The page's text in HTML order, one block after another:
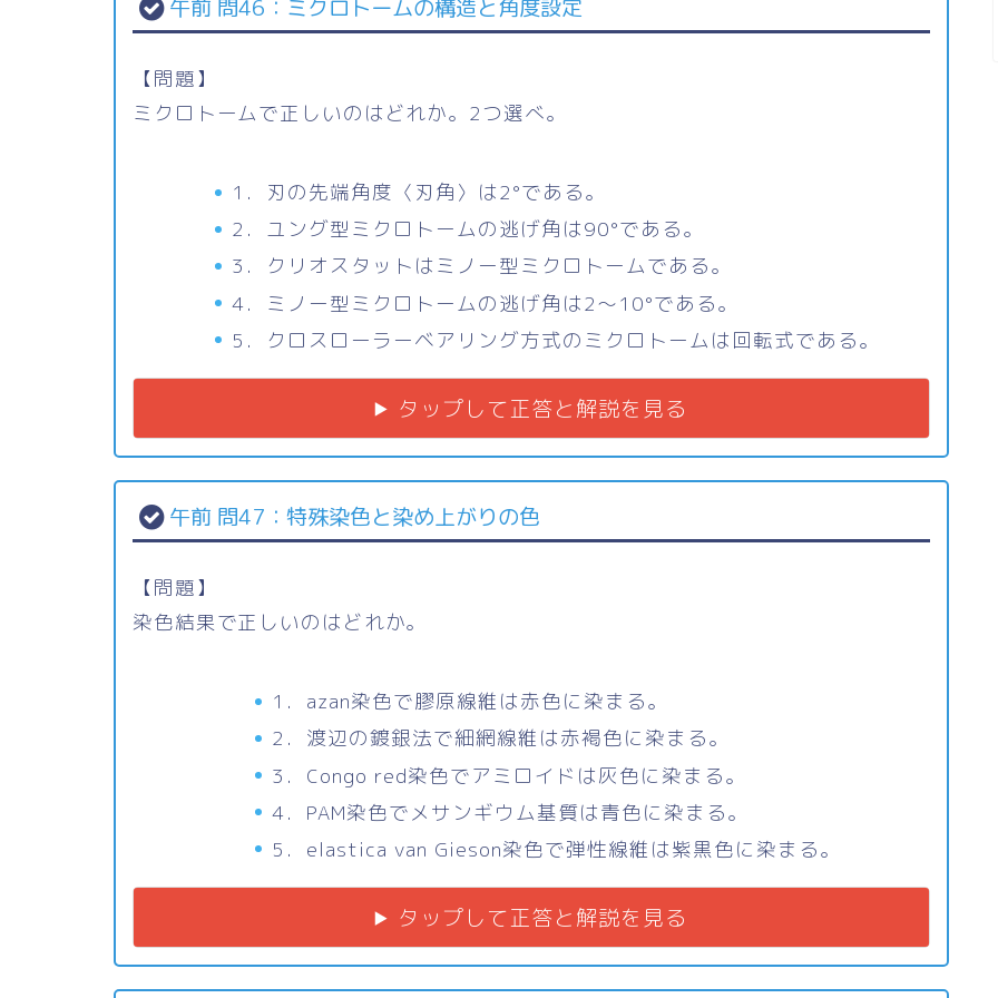
午前 問46：ミクロトームの構造と角度設定
【問題】
ミクロトームで正しいのはどれか。2つ選べ。
1．刃の先端角度〈刃角〉は2°である。
2．ユング型ミクロトームの逃げ角は90°である。
3．クリオスタットはミノー型ミクロトームである。
4．ミノー型ミクロトームの逃げ角は2～10°である。
5．クロスローラーベアリング方式のミクロトームは回転式である。
タップして正答と解説を見る
午前 問47：特殊染色と染め上がりの色
【問題】
染色結果で正しいのはどれか。
1．azan染色で膠原線維は赤色に染まる。
2．渡辺の鍍銀法で細網線維は赤褐色に染まる。
3．Congo red染色でアミロイドは灰色に染まる。
4．PAM染色でメサンギウム基質は青色に染まる。
5．elastica van Gieson染色で弾性線維は紫黒色に染まる。
タップして正答と解説を見る